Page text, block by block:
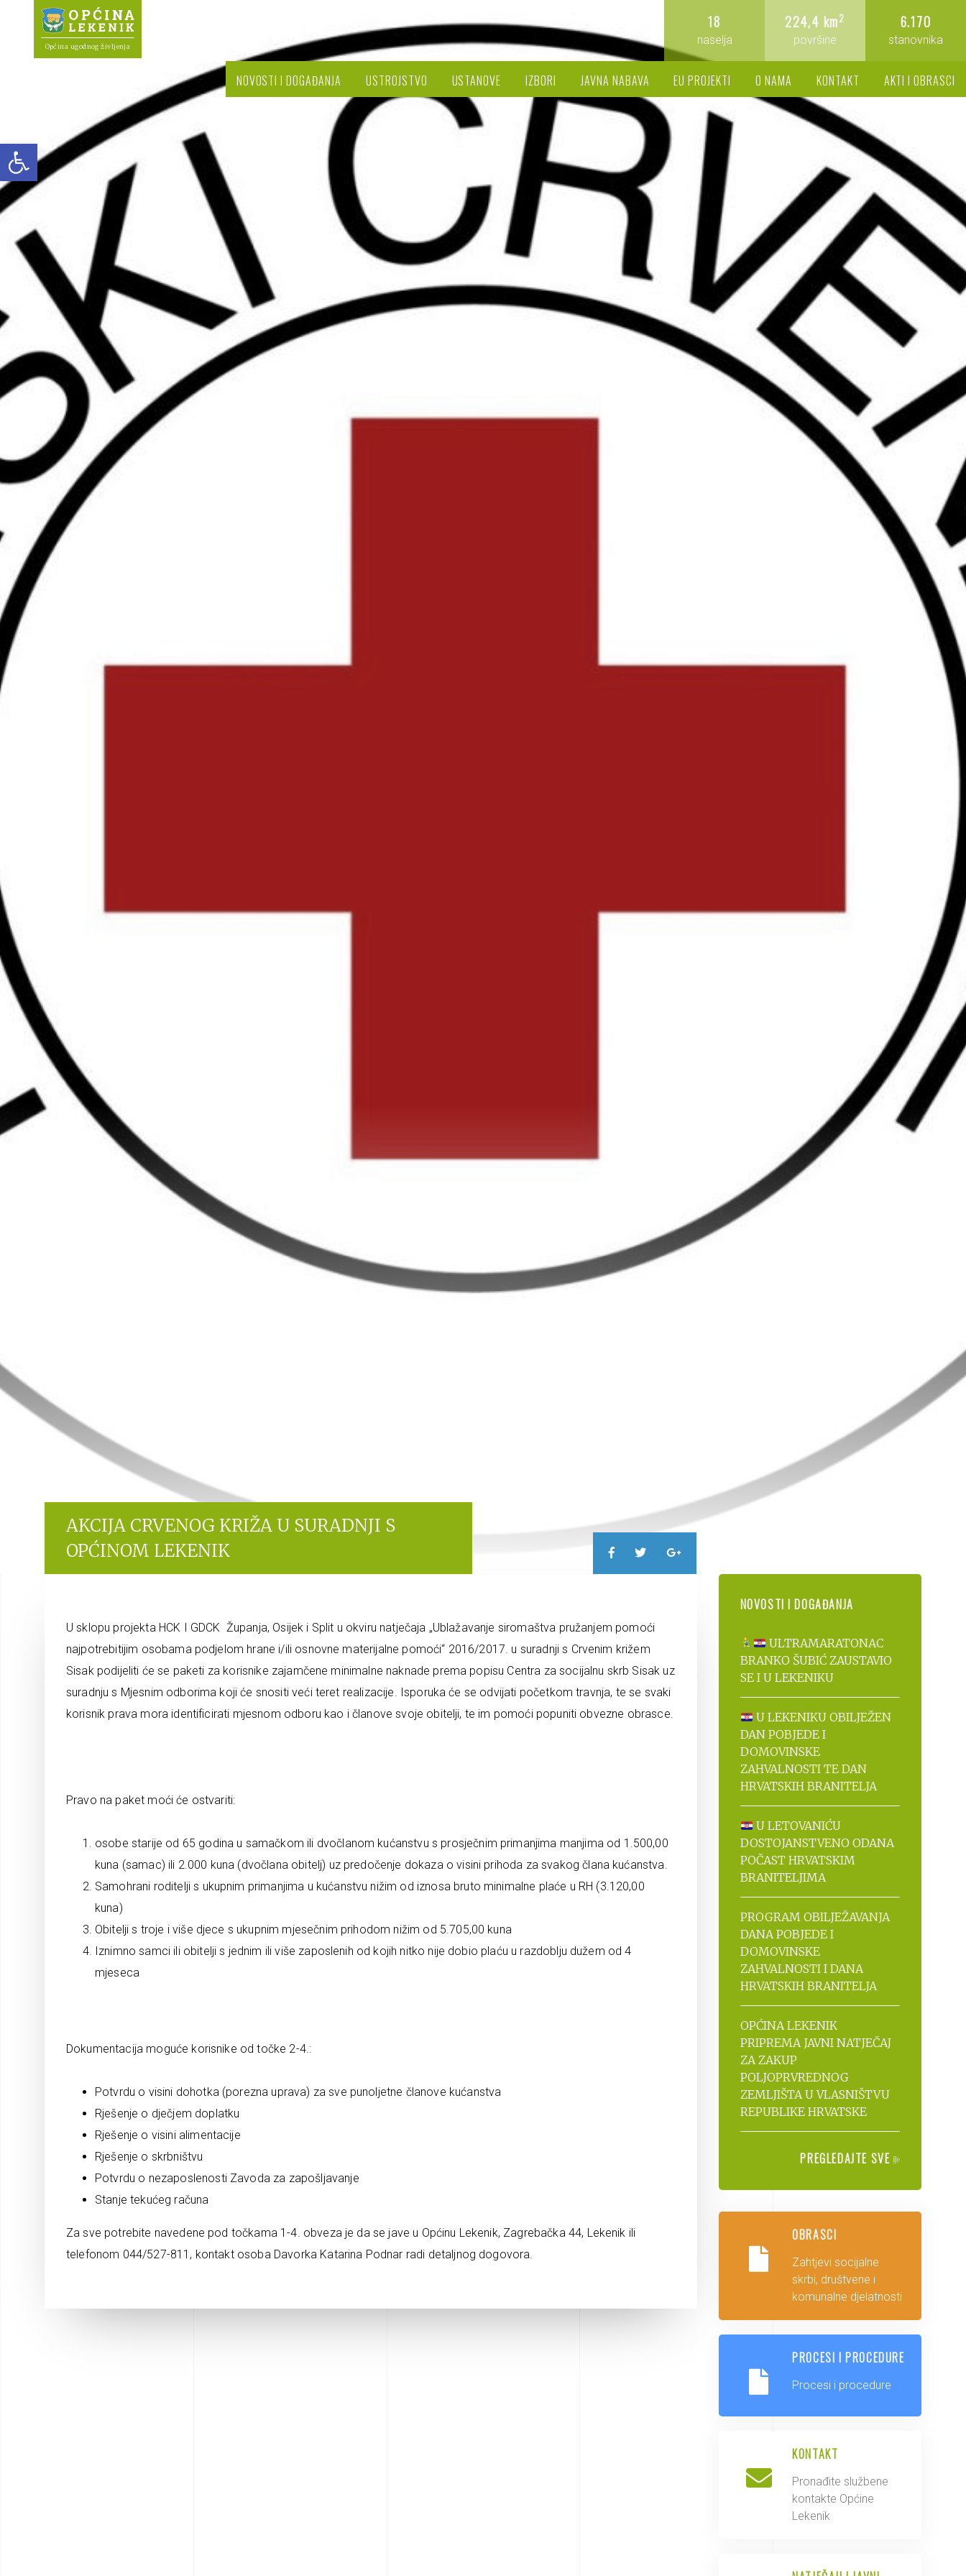
Open toolbar
Općina ugodnog življenja
6.170
stanovnika
224,4 km2
površine
18
naselja
NOVOSTI I DOGAĐANJA USTROJSTVO USTANOVE IZBORI JAVNA NABAVA EU PROJEKTI O NAMA KONTAKT AKTI I OBRASCI
AKCIJA CRVENOG KRIŽA U SURADNJI S
OPĆINOM LEKENIK
U sklopu projekta HCK I GDCK Županja, Osijek i Split u okviru natječaja „Ublažavanje siromaštva pružanjem pomoći
najpotrebitijim osobama podjelom hrane i/ili osnovne materijalne pomoći“ 2016/2017. u suradnji s Crvenim križem
Sisak podijeliti će se paketi za korisnike zajamčene minimalne naknade prema popisu Centra za socijalnu skrb Sisak uz
suradnju s Mjesnim odborima koji će snositi veći teret realizacije. Isporuka će se odvijati početkom travnja, te se svaki
korisnik prava mora identificirati mjesnom odboru kao i članove svoje obitelji, te im pomoći popuniti obvezne obrasce.
Pravo na paket moći će ostvariti:
osobe starije od 65 godina u samačkom ili dvočlanom kućanstvu s prosječnim primanjima manjima od 1.500,00
kuna (samac) ili 2.000 kuna (dvočlana obitelj) uz predočenje dokaza o visini prihoda za svakog člana kućanstva.
Samohrani roditelji s ukupnim primanjima u kućanstvu nižim od iznosa bruto minimalne plaće u RH (3.120,00
kuna)
Obitelji s troje i više djece s ukupnim mjesečnim prihodom nižim od 5.705,00 kuna
Iznimno samci ili obitelji s jednim ili više zaposlenih od kojih nitko nije dobio plaću u razdoblju dužem od 4
mjeseca
Dokumentacija moguće korisnike od točke 2-4.:
Potvrdu o visini dohotka (porezna uprava) za sve punoljetne članove kućanstva
Rješenje o dječjem doplatku
Rješenje o visini alimentacije
Rješenje o skrbništvu
Potvrdu o nezaposlenosti Zavoda za zapošljavanje
Stanje tekućeg računa
Za sve potrebite navedene pod točkama 1-4. obveza je da se jave u Općinu Lekenik, Zagrebačka 44, Lekenik ili
telefonom 044/527-811, kontakt osoba Davorka Katarina Podnar radi detaljnog dogovora.
NOVOSTI I DOGAĐANJA
ULTRAMARATONAC
BRANKO ŠUBIĆ ZAUSTAVIO
SE I U LEKENIKU
U LEKENIKU OBILJEŽEN
DAN POBJEDE I
DOMOVINSKE
ZAHVALNOSTI TE DAN
HRVATSKIH BRANITELJA
U LETOVANIĆU
DOSTOJANSTVENO ODANA
POČAST HRVATSKIM
BRANITELJIMA
PROGRAM OBILJEŽAVANJA
DANA POBJEDE I
DOMOVINSKE
ZAHVALNOSTI I DANA
HRVATSKIH BRANITELJA
OPĆINA LEKENIK
PRIPREMA JAVNI NATJEČAJ
ZA ZAKUP
POLJOPRVREDNOG
ZEMLJIŠTA U VLASNIŠTVU
REPUBLIKE HRVATSKE
PREGLEDAJTE SVE
OBRASCI
Zahtjevi socijalne
skrbi, društvene i
komunalne djelatnosti
PROCESI I PROCEDURE
Procesi i procedure
KONTAKT
Pronađite službene
kontakte Općine
Lekenik